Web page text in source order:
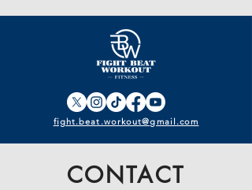
fight.beat.workout@gmail.com
CONTACT